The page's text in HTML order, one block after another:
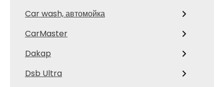
Car wash, автомойка
CarMaster
Dakap
Dsb Ultra